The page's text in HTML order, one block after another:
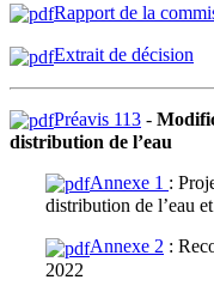
Rapport de la
Extrait de décision
Préavis 113 -
distribution de l’eau
Annexe 1 :
distribution de l’eau
Annexe 2 :
2022